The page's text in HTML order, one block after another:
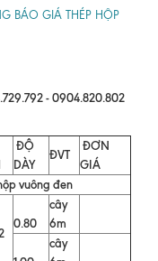
BÁO GIÁ THÉP HỘP
- 0904.820.802
ĐỘ
DÀY
ĐVT
ĐƠN
GIÁ
vuông đen
0.80
cây
6m
cây